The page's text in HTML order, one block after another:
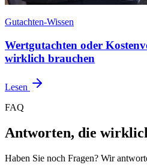
Gutachten-Wissen
Wertgutachten oder
wirklich brauchen
Lesen
FAQ
Antworten, die
Haben Sie noch Fragen? Wir